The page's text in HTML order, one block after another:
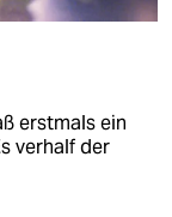
erstmals ein
verhalf der